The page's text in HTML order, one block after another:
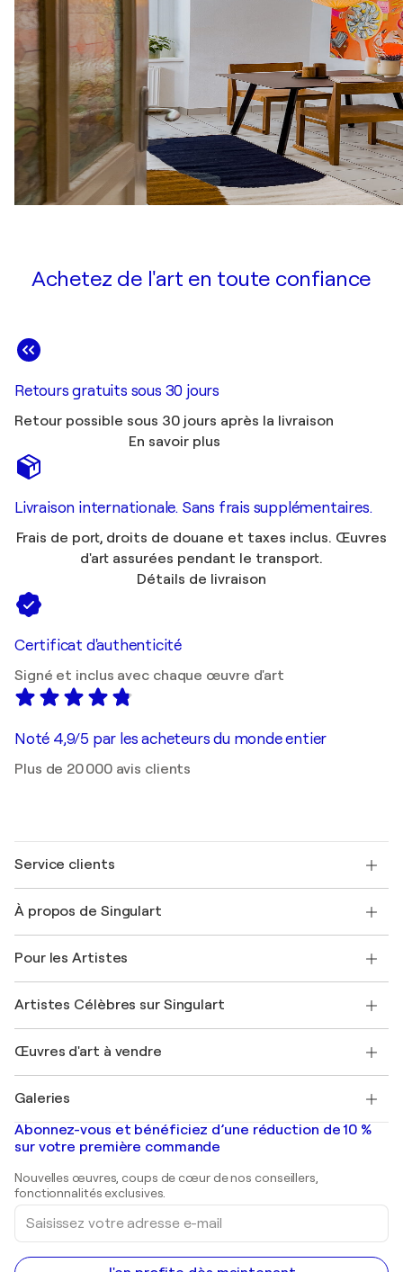
Achetez de l'art en toute confiance
Retours gratuits sous 30 jours
Retour possible sous 30 jours après la livraison
En savoir plus
Livraison internationale. Sans frais supplémentaires.
Frais de port, droits de douane et taxes inclus. Œuvres
d'art assurées pendant le transport.
Détails de livraison
Certificat d'authenticité
Signé et inclus avec chaque œuvre d'art
Noté 4,9/5 par les acheteurs du monde entier
Plus de 20 000 avis clients
Service clients
Expédition
Offrir une carte cadeau
Rejoignez notre programme commercial
Mon compte
+33 1 76 44 06 42
À propos de Singulart
FAQ
Magazine Singulart
Emplois
Découvrez une sélection d'art original
Pour les Artistes
Se connecter en tant qu'Artiste
Artistes Célèbres sur Singulart
Marc Chagall
Banksy
Mr. Brainwash
Shepard Fairey
Œuvres d'art à vendre
Tableaux abstraits à vendre
Peintures de paysage
Estampes
Peintures acryliques
Galeries
Galeries d'art en France
Galeries d'art en Belgique
Abonnez-vous et bénéficiez d’une réduction de 10 %
sur votre première commande
Nouvelles œuvres, coups de cœur de nos conseillers,
fonctionnalités exclusives.
Saisissez
votre
adresse
e-